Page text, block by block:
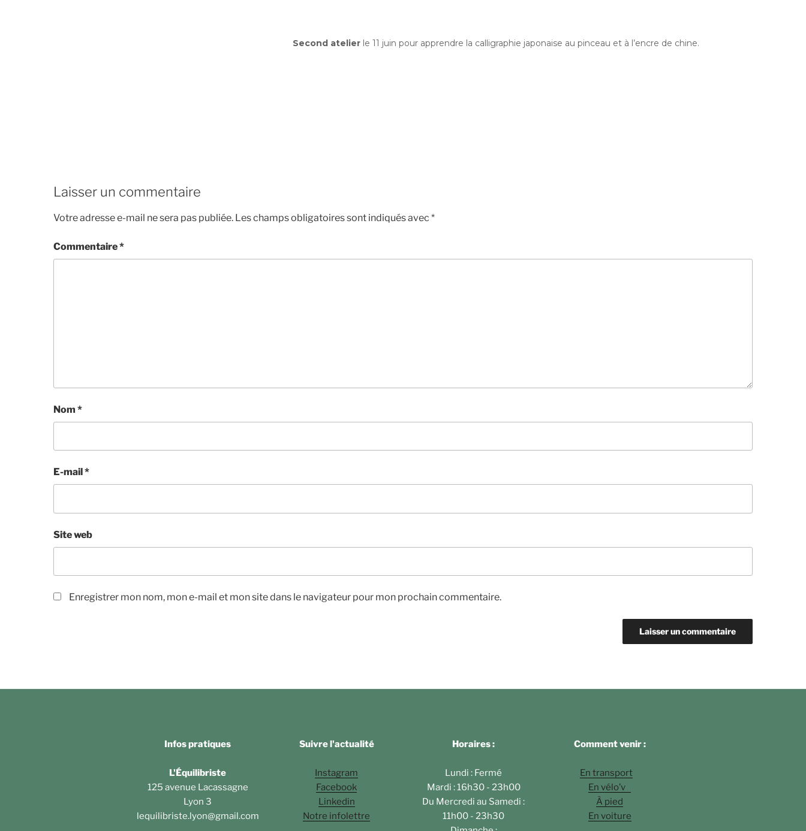
Second atelierle 11 juin pour apprendre la calligraphie japonaise au pinceau et à l’encre de chine.
Laisser un commentaire
Votre adresse e-mail ne sera pas publiée. Les champs obligatoires sont indiqués avec *
Commentaire*
Nom *
E-mail *
Site web
Enregistrer mon nom, mon e-mail et mon site dans le navigateur pour mon prochain commentaire.
Infos pratiques
L'Équilibriste
125 avenue Lacassagne
Lyon 3
lequilibriste.lyon@gmail.com
Suivre l'actualité
Instagram
Facebook
Linkedin
Notre infolettre
Horaires :
Lundi : Fermé
Mardi : 16h30 - 23h00
Du Mercredi au Samedi :
11h00 - 23h30
Comment venir :
En transport
En vélo’v
À pied
En voiture